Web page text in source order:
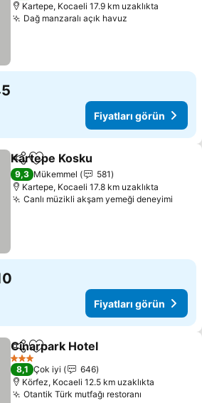
Kartepe, Kocaeli 17.9 km uzaklıkta
Dağ manzaralı açık havuz
Fiyatları görün
PaylaşFavorilerime ekle
Kartepe Kosku
9,3 Mükemmel
581
Kartepe, Kocaeli 17.8 km uzaklıkta
Canlı müzikli akşam yemeği deneyimi
Fiyatları görün
PaylaşFavorilerime ekle
Cinarpark Hotel
3 Yıldız
8,1 Çok iyi
646
Körfez, Kocaeli 12.5 km uzaklıkta
Otantik Türk mutfağı restoranı